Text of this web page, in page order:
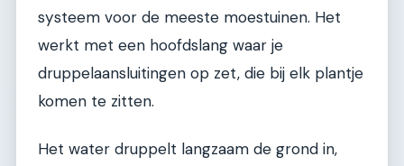
systeem voor de meeste moestuinen. Het
werkt met een hoofdslang waar je
druppelaansluitingen op zet, die bij elk plantje
komen te zitten.
Het water druppelt langzaam de grond in,